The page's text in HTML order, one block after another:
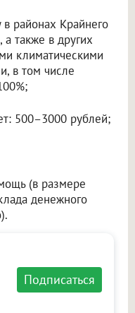
районах Крайнего
также в других
климатическими
в том числе
500–3000 рублей;
(в размере
денежного
Подписаться